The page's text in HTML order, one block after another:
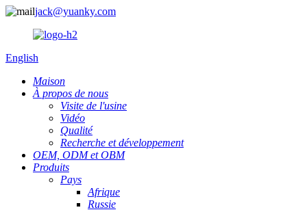
jack@yuanky.com
English
Maison
À propos de nous
Visite de l'usine
Vidéo
Qualité
Recherche et développement
OEM, ODM et OBM
Produits
Pays
Afrique
Russie